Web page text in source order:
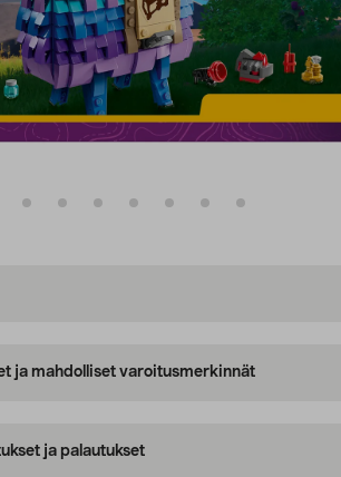
ja mahdolliset varoitusmerkinnät
ja palautukset